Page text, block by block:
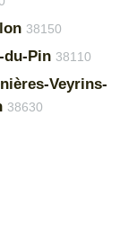
38150
du-Pin 38110
Veyrins-
38630